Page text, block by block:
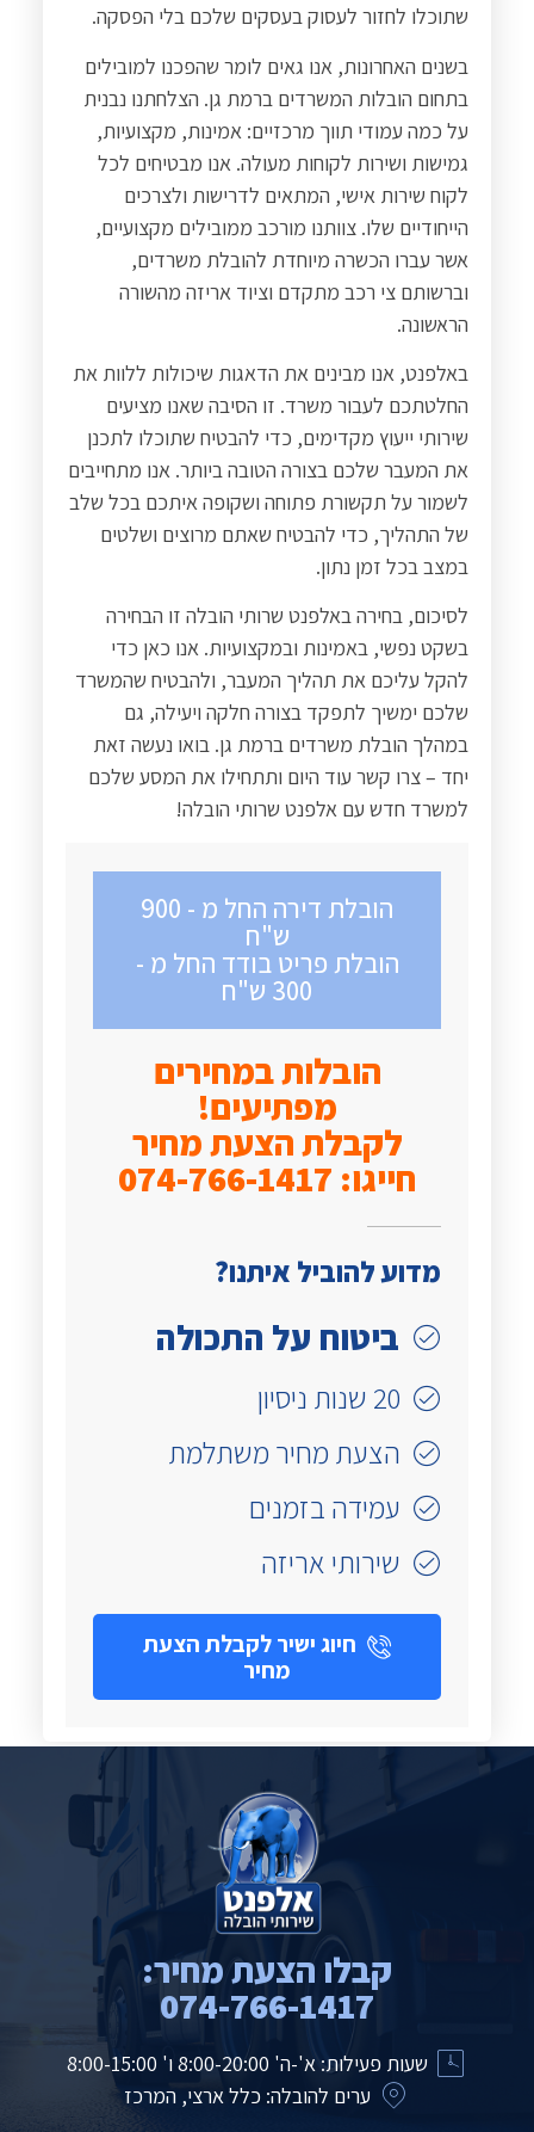
שתוכלו לחזור לעסוק בעסקים שלכם בלי הפסקה.
בשנים האחרונות, אנו גאים לומר שהפכנו למובילים
בתחום הובלות המשרדים ברמת גן. הצלחתנו נבנית
על כמה עמודי תווך מרכזיים: אמינות, מקצועיות,
גמישות ושירות לקוחות מעולה. אנו מבטיחים לכל
לקוח שירות אישי, המתאים לדרישות ולצרכים
הייחודיים שלו. צוותנו מורכב ממובילים מקצועיים,
אשר עברו הכשרה מיוחדת להובלת משרדים,
וברשותם צי רכב מתקדם וציוד אריזה מהשורה
הראשונה.
באלפנט, אנו מבינים את הדאגות שיכולות ללוות את
החלטתכם לעבור משרד. זו הסיבה שאנו מציעים
שירותי ייעוץ מקדימים, כדי להבטיח שתוכלו לתכנן
את המעבר שלכם בצורה הטובה ביותר. אנו מתחייבים
לשמור על תקשורת פתוחה ושקופה איתכם בכל שלב
של התהליך, כדי להבטיח שאתם מרוצים ושלטים
במצב בכל זמן נתון.
לסיכום, בחירה באלפנט שרותי הובלה זו הבחירה
בשקט נפשי, באמינות ובמקצועיות. אנו כאן כדי
להקל עליכם את תהליך המעבר, ולהבטיח שהמשרד
שלכם ימשיך לתפקד בצורה חלקה ויעילה, גם
במהלך הובלת משרדים ברמת גן. בואו נעשה זאת
יחד – צרו קשר עוד היום ותתחילו את המסע שלכם
למשרד חדש עם אלפנט שרותי הובלה!
הובלת דירה החל מ - 900
ש"ח
הובלת פריט בודד החל מ -
300 ש"ח
הובלות במחירים
מפתיעים!
לקבלת הצעת מחיר
חייגו: 074-766-1417
מדוע להוביל איתנו?
ביטוח על התכולה
20 שנות ניסיון
הצעת מחיר משתלמת
עמידה בזמנים
שירותי אריזה
חיוג ישיר לקבלת הצעת
מחיר
קבלו הצעת מחיר:
074-766-1417
שעות פעילות: א'-ה' 8:00-20:00 ו' 8:00-15:00
ערים להובלה: כלל ארצי, המרכז